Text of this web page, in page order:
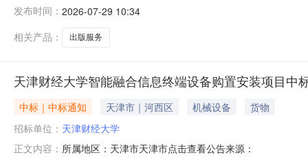
发布时间： 2026-07-29 10:34
相关产品：
出版服务
天津财经大学智能融合信息终端设备购置安装项目中
中标｜中标通知 天津市｜河西区 机械设备
货物
招标单位： 天津财经大学
正文内容： 所属地区：天津市天津市点击查看公告来源：